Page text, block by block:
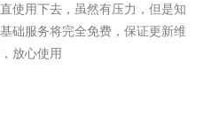
使用下去，虽然有压力，但是知
础服务将完全免费，保证更新维
放心使用